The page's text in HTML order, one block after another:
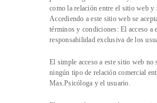
como la relación entre el sitio web y
Accediendo a este sitio web se
términos y condiciones: El acceso a
responsabilidad exclusiva de los
El simple acceso a este sitio web no
ningún tipo de relación comercial
Mas.Psicóloga y el usuario.